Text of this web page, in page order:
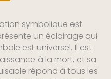
symbolique est
un éclairage qui
est universel. Il est
à la mort, et sa
répond à tous les